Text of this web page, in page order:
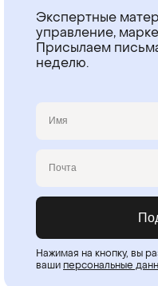
Экспертные
управление,
Присылаем
неделю.
Нажимая на кнопку, вы
ваши персональные